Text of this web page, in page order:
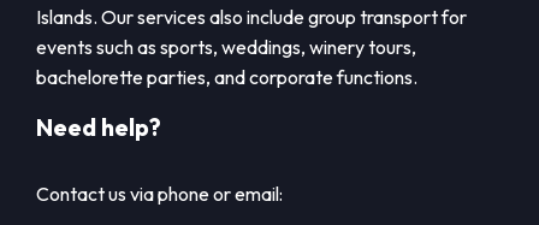
Islands. Our services also include group transport for
events such as sports, weddings, winery tours,
bachelorette parties, and corporate functions.
Need help?
Contact us via phone or email: